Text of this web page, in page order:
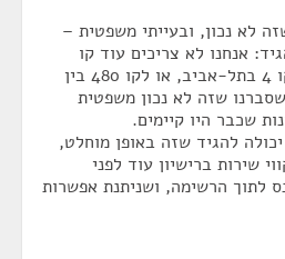
לא נכון, ובעייתי משפטית –
אנחנו לא צריכים עוד קו
שירות למוניות שמקביל לקו 4 בתל-אביב, או לקו 480 בין
שזה לא נכון משפטית
שכבר היו קיימים.
להגיד שזה באופן מוחלט,
שירות ברישיון עוד לפני
לתוך הרשימה, ושניתנת אפשרות